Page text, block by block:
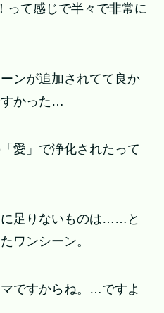
って感じで半々で非常に
ンが追加されてて良か
かった…
愛」で浄化されたって
足りないものは……と
ワンシーン。
ですからね。…ですよ